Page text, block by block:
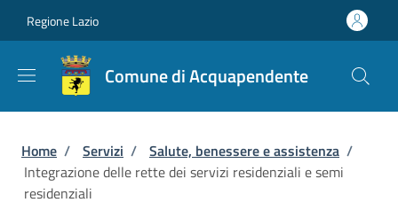
Regione Lazio
Comune di Acquapendente
Briciole di pane
Home / Servizi / Salute, benessere e assistenza /
Integrazione delle rette dei servizi residenziali e semi
residenziali